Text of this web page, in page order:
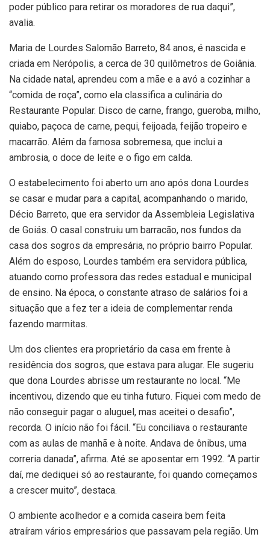
poder público para retirar os moradores de rua daqui”,
avalia.
Maria de Lourdes Salomão Barreto, 84 anos, é nascida e
criada em Nerópolis, a cerca de 30 quilômetros de Goiânia.
Na cidade natal, aprendeu com a mãe e a avó a cozinhar a
“comida de roça”, como ela classifica a culinária do
Restaurante Popular. Disco de carne, frango, gueroba, milho,
quiabo, paçoca de carne, pequi, feijoada, feijão tropeiro e
macarrão. Além da famosa sobremesa, que inclui a
ambrosia, o doce de leite e o figo em calda.
O estabelecimento foi aberto um ano após dona Lourdes
se casar e mudar para a capital, acompanhando o marido,
Décio Barreto, que era servidor da Assembleia Legislativa
de Goiás. O casal construiu um barracão, nos fundos da
casa dos sogros da empresária, no próprio bairro Popular.
Além do esposo, Lourdes também era servidora pública,
atuando como professora das redes estadual e municipal
de ensino. Na época, o constante atraso de salários foi a
situação que a fez ter a ideia de complementar renda
fazendo marmitas.
Um dos clientes era proprietário da casa em frente à
residência dos sogros, que estava para alugar. Ele sugeriu
que dona Lourdes abrisse um restaurante no local. “Me
incentivou, dizendo que eu tinha futuro. Fiquei com medo de
não conseguir pagar o aluguel, mas aceitei o desafio”,
recorda. O início não foi fácil. “Eu conciliava o restaurante
com as aulas de manhã e à noite. Andava de ônibus, uma
correria danada”, afirma. Até se aposentar em 1992. “A partir
daí, me dediquei só ao restaurante, foi quando começamos
a crescer muito”, destaca.
O ambiente acolhedor e a comida caseira bem feita
atraíram vários empresários que passavam pela região. Um